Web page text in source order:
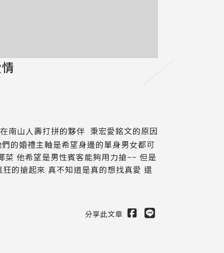
南山人壽打拼的夥伴 秉宏愛銘文的原因
的婚禮主軸是希望身邊的單身男女都可
他希望是男性賓客能夠用力搶~~ 但是
的搶起來 真不知道是真的想找真愛 還
分享此文章